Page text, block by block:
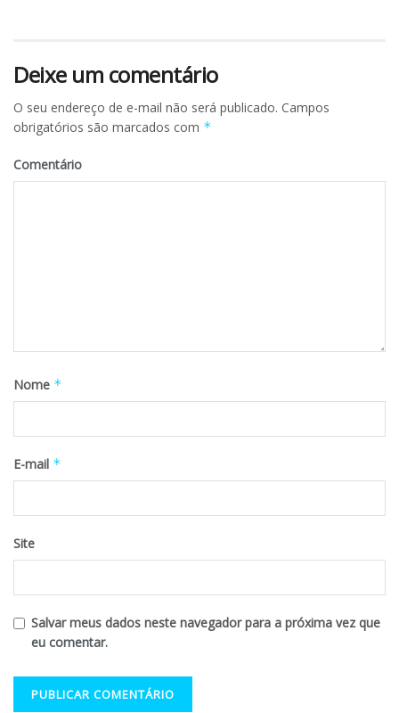
Deixe um comentário
O seu endereço de e-mail não será publicado. Campos
obrigatórios são marcados com *
Comentário
Nome *
E-mail *
Site
Salvar meus dados neste navegador para a próxima vez que
eu comentar.